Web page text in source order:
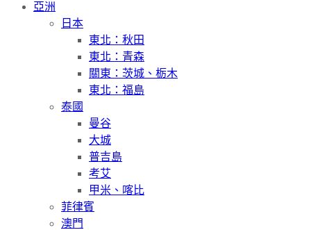
亞洲
日本
東北：秋田
東北：青森
關東：茨城、栃木
東北：福島
泰國
曼谷
大城
普吉島
考艾
甲米、喀比
菲律賓
澳門